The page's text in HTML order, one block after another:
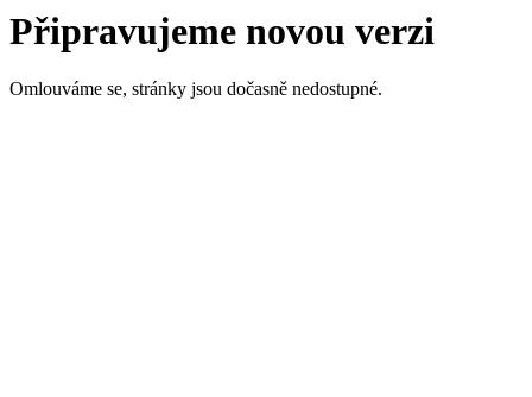
Připravujeme novou verzi
Omlouváme se, stránky jsou dočasně nedostupné.